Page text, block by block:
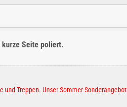
Seite poliert.
und Treppen. Unser Sommer-Sonderangebot